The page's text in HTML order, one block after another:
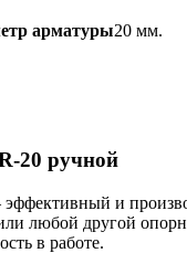
арматуры20 мм.
20 ручной
эффективный и
любой другой
в работе.